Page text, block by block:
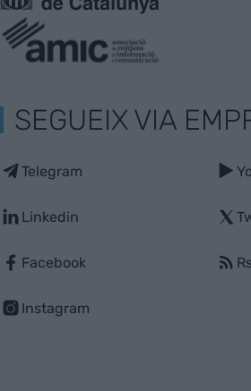
SEGUEIX VIA
Telegram
Linkedin
Facebook
Instagram